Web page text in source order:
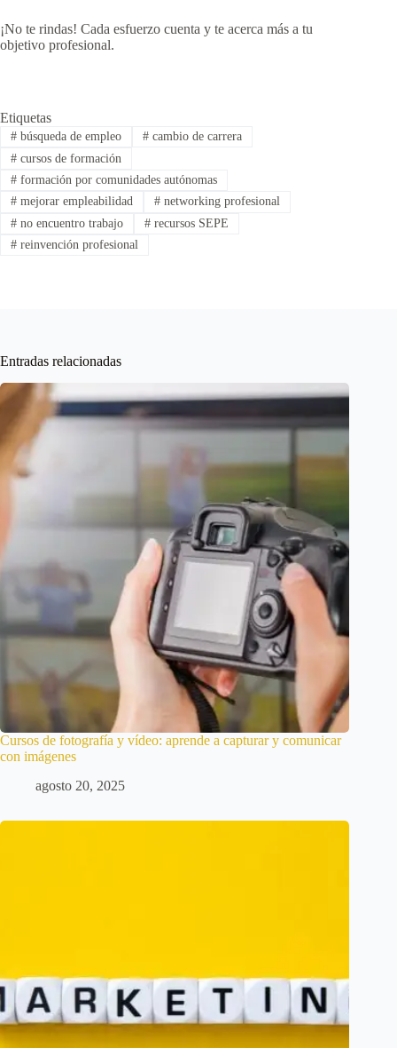
¡No te rindas! Cada esfuerzo cuenta y te acerca más a tu
objetivo profesional.
Etiquetas
#búsqueda de empleo #cambio de carrera
#cursos de formación
#formación por comunidades autónomas
#mejorar empleabilidad #networking profesional
#no encuentro trabajo #recursos SEPE
#reinvención profesional
Entradas relacionadas
Cursos de fotografía y vídeo: aprende a capturar y comunicar
con imágenes
agosto 20, 2025